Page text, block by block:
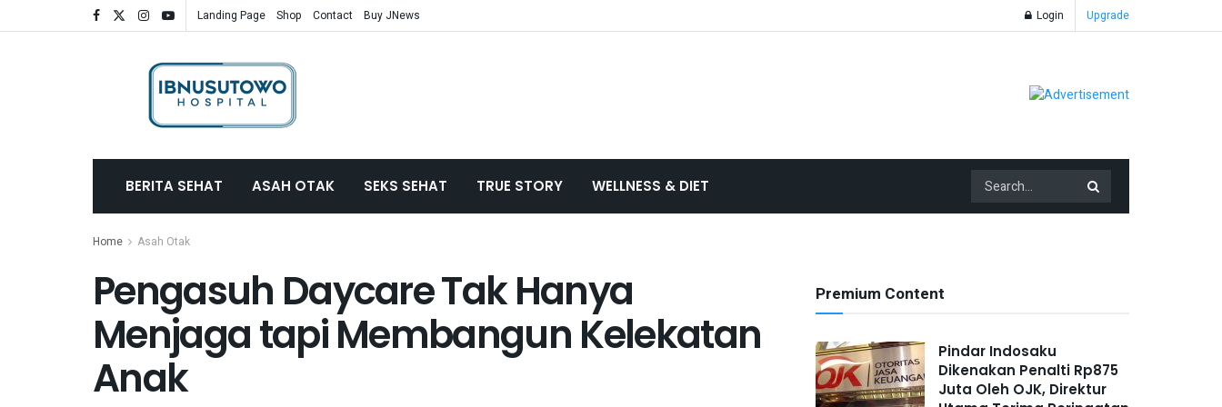
Landing Page Shop Contact Buy JNews Login Upgrade
BERITA SEHAT ASAH OTAK SEKS SEHAT TRUE STORY WELLNESS & DIET
Home Asah Otak
Pengasuh Daycare Tak Hanya
Menjaga tapi Membangun Kelekatan
Anak
Premium Content
Pindar Indosaku
Dikenakan Penalti Rp875
Juta Oleh OJK, Direktur